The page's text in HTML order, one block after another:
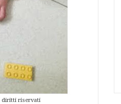
diritti riservati